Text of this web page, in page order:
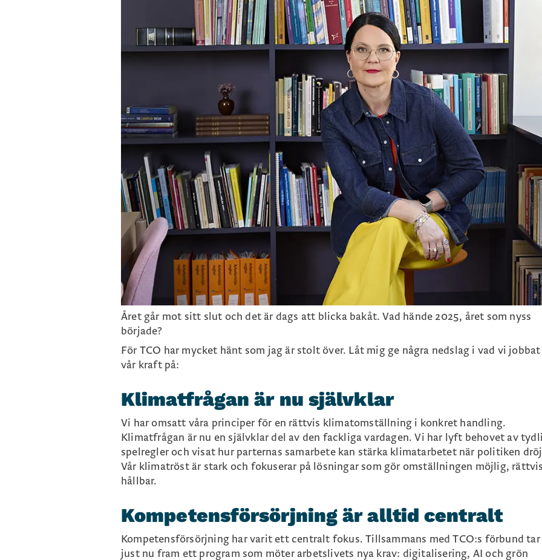
Året går mot sitt slut och det är dags att blicka bakåt. Vad hände 2025, året som nyss
började?
För TCO har mycket hänt som jag är stolt över. Låt mig ge några nedslag i vad vi
vår kraft på:
Klimatfrågan är nu självklar
Vi har omsatt våra principer för en rättvis klimatomställning i konkret handling.
Klimatfrågan är nu en självklar del av den fackliga vardagen. Vi har lyft behovet av
spelregler och visat hur parternas samarbete kan stärka klimatarbetet när politiken
Vår klimatröst är stark och fokuserar på lösningar som gör omställningen möjlig,
hållbar.
Kompetensförsörjning är alltid centralt
Kompetensförsörjning har varit ett centralt fokus. Tillsammans med TCO:s förbund
just nu fram ett program som möter arbetslivets nya krav: digitalisering, AI och grön